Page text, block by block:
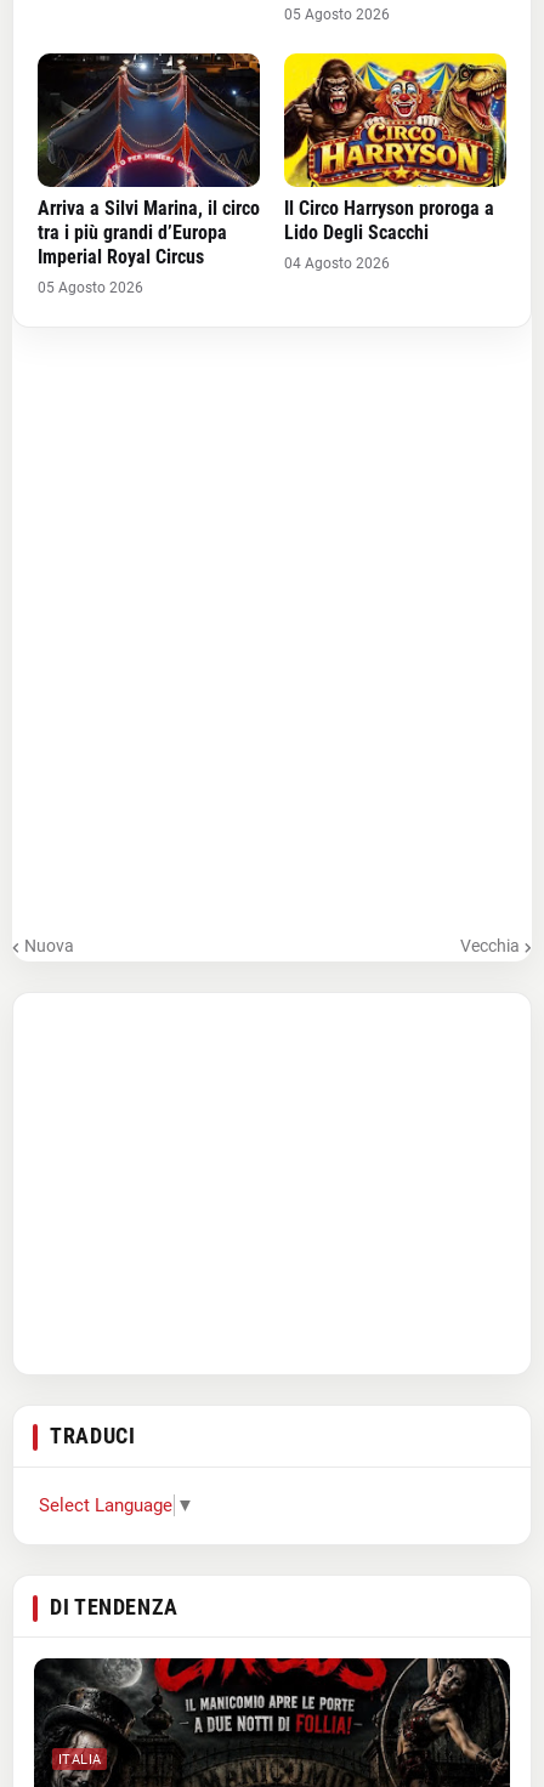
05 Agosto 2026
Arriva a Silvi Marina, il circo
tra i più grandi d’Europa
Imperial Royal Circus
05 Agosto 2026
Il Circo Harryson proroga a
Lido Degli Scacchi
04 Agosto 2026
Nuova Vecchia
TRADUCI
Select Language ▼
DI TENDENZA
ITALIA